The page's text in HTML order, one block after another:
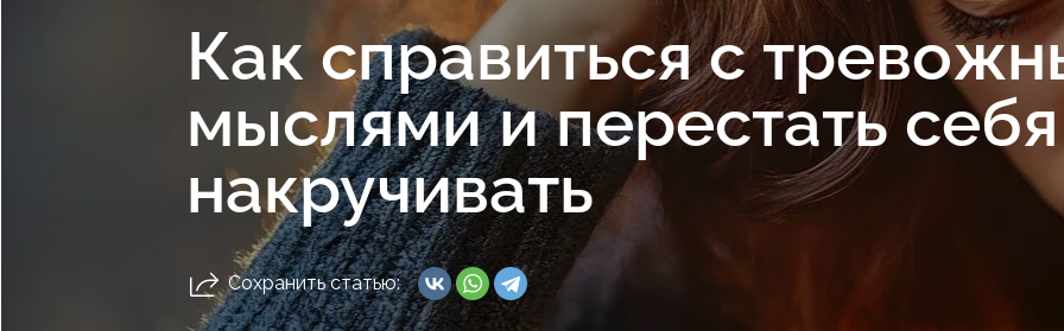
Как справиться с
мыслями и перестать себя
накручивать
Сохранить статью: